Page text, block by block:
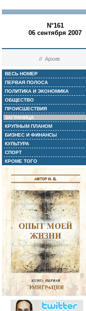
N°161
06 сентября 2007
//Архив
ВЕСЬ НОМЕР
ПЕРВАЯ ПОЛОСА
ПОЛИТИКА И ЭКОНОМИКА
ОБЩЕСТВО
ПРОИСШЕСТВИЯ
ЗАГРАНИЦА
КРУПНЫМ ПЛАНОМ
БИЗНЕС И ФИНАНСЫ
КУЛЬТУРА
СПОРТ
КРОМЕ ТОГО